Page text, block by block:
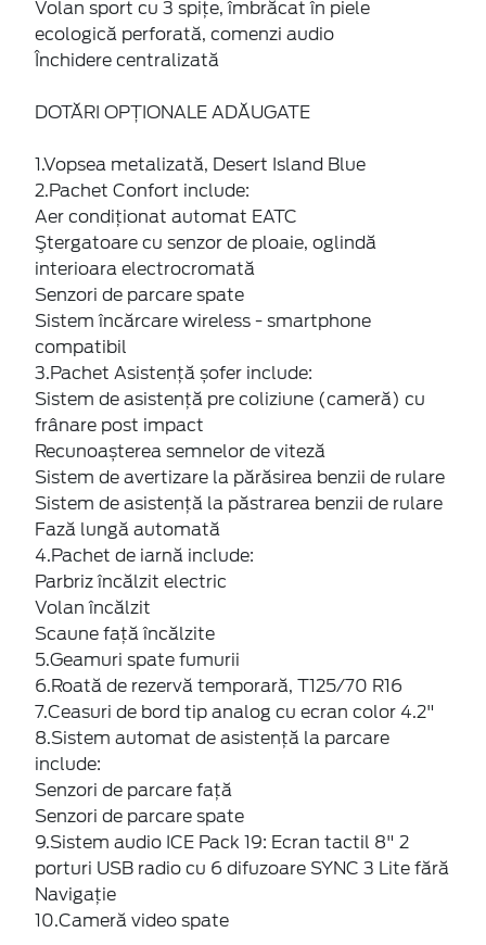
ecologică perforată, comenzi audio
Închidere centralizată
2.Pachet Confort include:
Aer condiționat automat EATC
Ştergatoare cu senzor de ploaie, oglindă
interioara electrocromată
Senzori de parcare spate
Sistem încărcare wireless - smartphone
compatibil
3.Pachet Asistență șofer include:
Sistem de asistență pre coliziune (cameră) cu
frânare post impact
Recunoașterea semnelor de viteză
Sistem de avertizare la părăsirea benzii de rulare
Sistem de asistență la păstrarea benzii de rulare
Fază lungă automată
4.Pachet de iarnă include:
Parbriz încălzit electric
Volan încălzit
Scaune faţă încălzite
5.Geamuri spate fumurii
6.Roată de rezervă temporară, T125/70 R16
7.Ceasuri de bord tip analog cu ecran color 4.2"
8.Sistem automat de asistență la parcare
include:
Senzori de parcare faţă
Senzori de parcare spate
9.Sistem audio ICE Pack 19: Ecran tactil 8" 2
porturi USB radio cu 6 difuzoare SYNC 3 Lite fără
Navigație
10.Cameră video spate